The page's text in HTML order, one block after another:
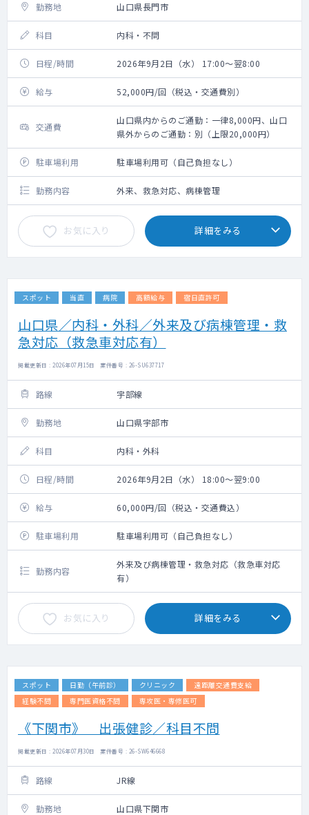
勤務地 山口県長門市
科目 内科・不問
日程/時間 2026年9月2日（水） 17:00～翌8:00
給与 52,000円/回（税込・交通費別）
交通費
山口県内からのご通勤：一律8,000円、山口
県外からのご通勤：別（上限20,000円）
駐車場利用 駐車場利用可（自己負担なし）
勤務内容 外来、救急対応、病棟管理
お気に入り 詳細をみる
スポット 当直 病院 高額給与 宿日直許可
山口県／内科・外科／外来及び病棟管理・救
急対応（救急車対応有）
掲載更新日 : 2026年07月15日 案件番号 : 26-SU637717
路線 宇部線
勤務地 山口県宇部市
科目 内科・外科
日程/時間 2026年9月2日（水） 18:00～翌9:00
給与 60,000円/回（税込・交通費込）
駐車場利用 駐車場利用可（自己負担なし）
勤務内容
外来及び病棟管理・救急対応（救急車対応
有）
お気に入り 詳細をみる
スポット 日勤（午前診） クリニック
遠距離交通費支給
経験不問
専門医資格不問 専攻医・専修医可
《下関市》 出張健診／科目不問
掲載更新日 : 2026年07月30日 案件番号 : 26-SW646668
路線 JR線
勤務地 山口県下関市